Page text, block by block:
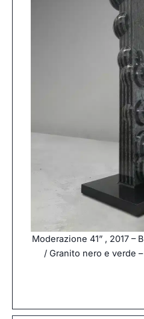
Moderazione 41” , 2017 –
/ Granito nero e verde